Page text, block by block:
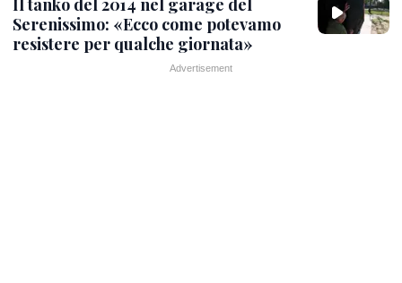
Il tanko del 2014 nel garage del
Serenissimo: «Ecco come potevamo
resistere per qualche giornata»